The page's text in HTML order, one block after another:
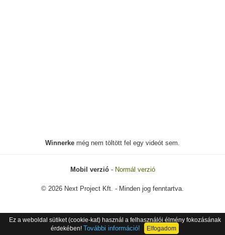
Winnerke még nem töltött fel egy videót sem.
Mobil verzió- Normál verzió
© 2026 Next Project Kft. - Minden jog fenntartva.
Ez a weboldal sütiket (cookie-kat) használ a felhasználói élmény fokozásának
érdekében! További információ! Elfogadom